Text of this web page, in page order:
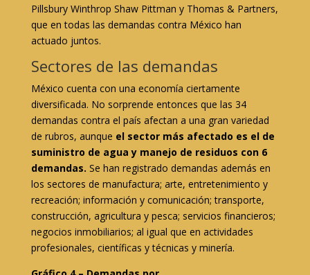
Pillsbury Winthrop Shaw Pittman y Thomas & Partners,
que en todas las demandas contra México han
actuado juntos.
Sectores de las demandas
México cuenta con una economía ciertamente
diversificada. No sorprende entonces que las 34
demandas contra el país afectan a una gran variedad
de rubros, aunque el sector más afectado es el de
suministro de agua y manejo de residuos con 6
demandas. Se han registrado demandas además en
los sectores de manufactura; arte, entretenimiento y
recreación; información y comunicación; transporte,
construcción, agricultura y pesca; servicios financieros;
negocios inmobiliarios; al igual que en actividades
profesionales, científicas y técnicas y minería.